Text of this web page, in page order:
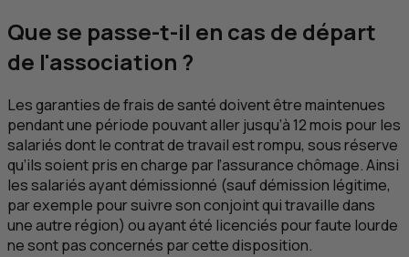
Que se passe-t-il en cas de départ
de l'association ?
Les garanties de frais de santé doivent être maintenues
pendant une période pouvant aller jusqu’à 12 mois pour les
salariés dont le contrat de travail est rompu, sous réserve
qu’ils soient pris en charge par l’assurance chômage. Ainsi
les salariés ayant démissionné (sauf démission légitime,
par exemple pour suivre son conjoint qui travaille dans
une autre région) ou ayant été licenciés pour faute lourde
ne sont pas concernés par cette disposition.